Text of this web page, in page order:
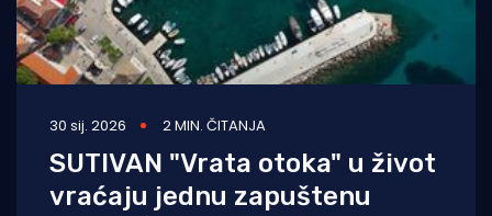
30 sij. 2026 2 MIN. ČITANJA
SUTIVAN "Vrata otoka" u život
vraćaju jednu zapuštenu